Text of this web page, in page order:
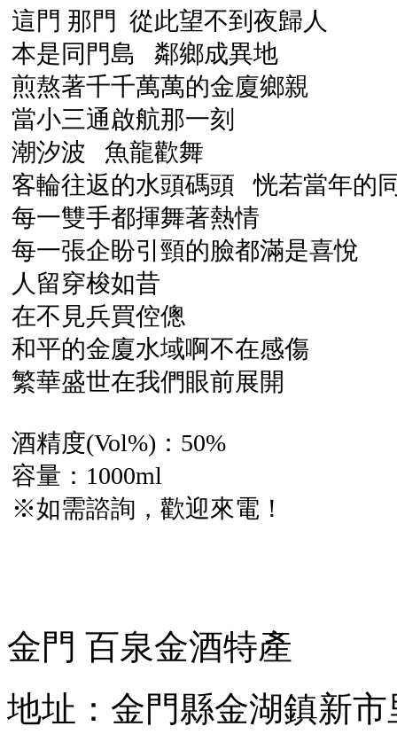
這門 那門 從此望不到夜歸人
本是同門島 鄰鄉成異地
煎熬著千千萬萬的金廈鄉親
當小三通啟航那一刻
潮汐波 魚龍歡舞
客輪往返的水頭碼頭 恍若當年的
每一雙手都揮舞著熱情
每一張企盼引頸的臉都滿是喜悅
人留穿梭如昔
在不見兵買倥傯
和平的金廈水域啊不在感傷
繁華盛世在我們眼前展開
酒精度(Vol%)：50%
容量：1000ml
※如需諮詢，歡迎來電！
金門 百泉金酒特產
地址：金門縣金湖鎮新